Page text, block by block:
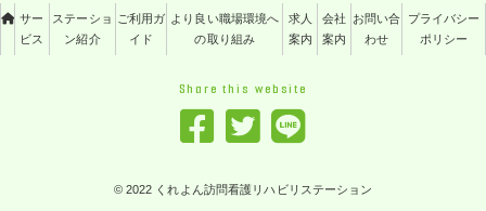
サー
ビス
ステーショ
ン紹介
ご利用ガ
イド
より良い職場環境へ
の取り組み
求人
案内
会社
案内
お問い合
わせ
プライバシー
ポリシー
Share this website
© 2022 くれよん訪問看護リハビリステーション